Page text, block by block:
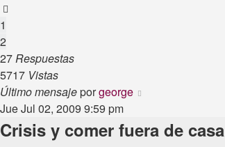
1
2
27Respuestas
5717 Vistas
Último mensajeporgeorge
Jue Jul 02, 2009 9:59 pm
Crisis y comer fuera de casa